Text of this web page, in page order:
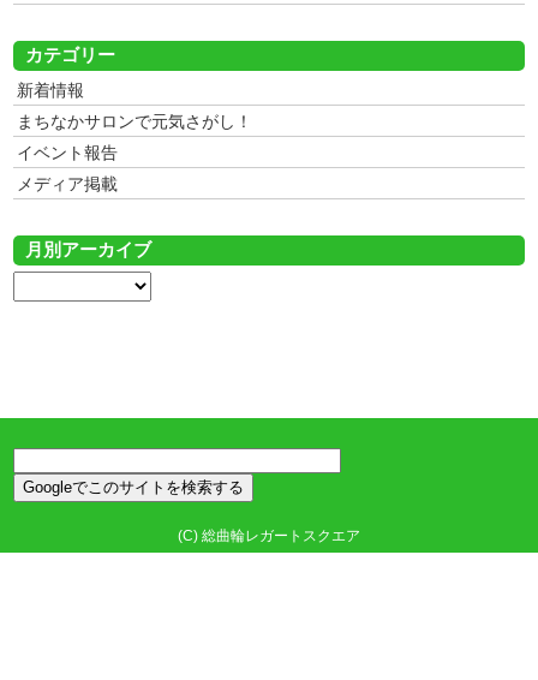
カテゴリー
新着情報
まちなかサロンで元気さがし！
イベント報告
メディア掲載
月別アーカイブ
(C) 総曲輪レガートスクエア